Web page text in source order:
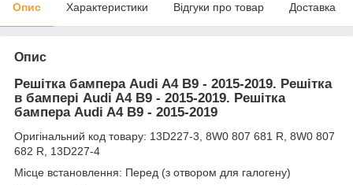
Опис Характеристики Відгуки про товар Доставка
Опис
Решітка бампера Audi A4 B9 - 2015-2019. Решітка
в бампері Audi A4 B9 - 2015-2019. Решітка
бампера Audi A4 B9 - 2015-2019
Оригінальний код товару: 13D227-3, 8W0 807 681 R, 8W0 807
682 R, 13D227-4
Місце встановлення: Перед (з отвором для галогену)